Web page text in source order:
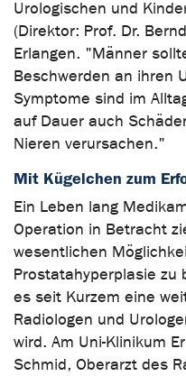
Urologischen und
(Direktor: Prof. Dr.
Erlangen. "Männer
Beschwerden an ihren
Symptome sind im
auf Dauer auch
Nieren verursachen."
Mit Kügelchen zum
Ein Leben lang
Operation in Betracht
wesentlichen
Prostatahyperplasie zu
es seit Kurzem eine
Radiologen und
wird. Am Uni-Klinikum
Schmid, Oberarzt des